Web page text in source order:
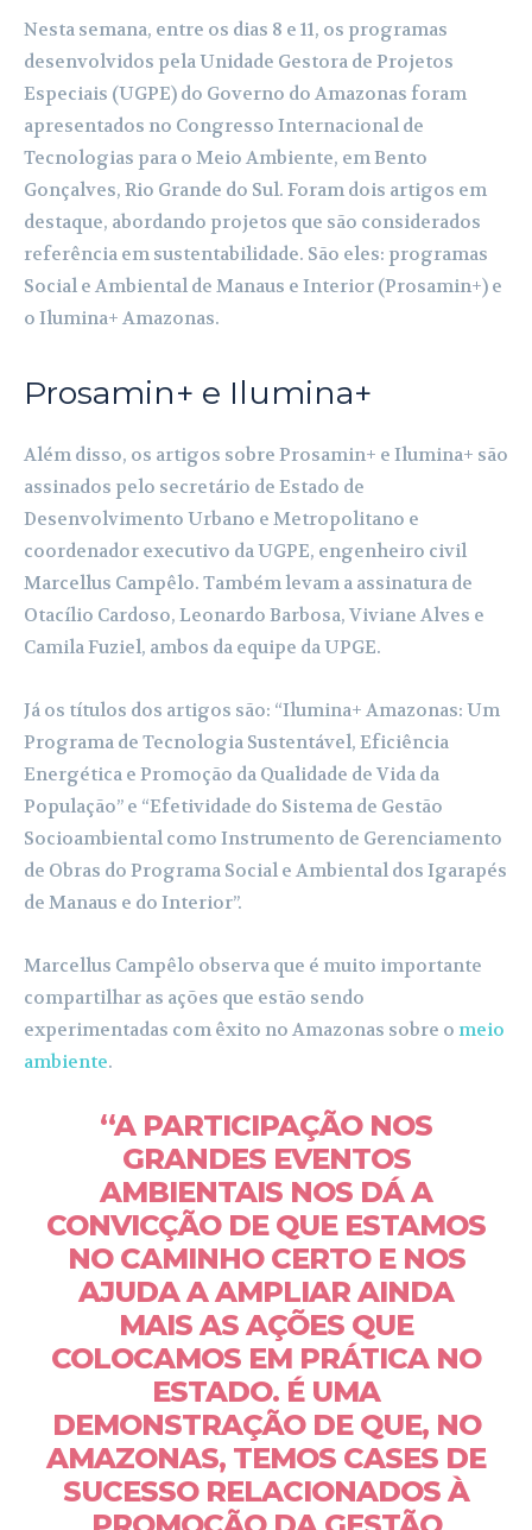
Nesta semana, entre os dias 8 e 11, os programas
desenvolvidos pela Unidade Gestora de Projetos
Especiais (UGPE) do Governo do Amazonas foram
apresentados no Congresso Internacional de
Tecnologias para o Meio Ambiente, em Bento
Gonçalves, Rio Grande do Sul. Foram dois artigos em
destaque, abordando projetos que são considerados
referência em sustentabilidade. São eles: programas
Social e Ambiental de Manaus e Interior (Prosamin+) e
o Ilumina+ Amazonas.
Prosamin+ e Ilumina+
Além disso, os artigos sobre Prosamin+ e Ilumina+ são
assinados pelo secretário de Estado de
Desenvolvimento Urbano e Metropolitano e
coordenador executivo da UGPE, engenheiro civil
Marcellus Campêlo. Também levam a assinatura de
Otacílio Cardoso, Leonardo Barbosa, Viviane Alves e
Camila Fuziel, ambos da equipe da UPGE.
Já os títulos dos artigos são: “Ilumina+ Amazonas: Um
Programa de Tecnologia Sustentável, Eficiência
Energética e Promoção da Qualidade de Vida da
População” e “Efetividade do Sistema de Gestão
Socioambiental como Instrumento de Gerenciamento
de Obras do Programa Social e Ambiental dos Igarapés
de Manaus e do Interior”.
Marcellus Campêlo observa que é muito importante
compartilhar as ações que estão sendo
experimentadas com êxito no Amazonas sobre o meio
ambiente.
“A PARTICIPAÇÃO NOS
GRANDES EVENTOS
AMBIENTAIS NOS DÁ A
CONVICÇÃO DE QUE ESTAMOS
NO CAMINHO CERTO E NOS
AJUDA A AMPLIAR AINDA
MAIS AS AÇÕES QUE
COLOCAMOS EM PRÁTICA NO
ESTADO. É UMA
DEMONSTRAÇÃO DE QUE, NO
AMAZONAS, TEMOS CASES DE
SUCESSO RELACIONADOS À